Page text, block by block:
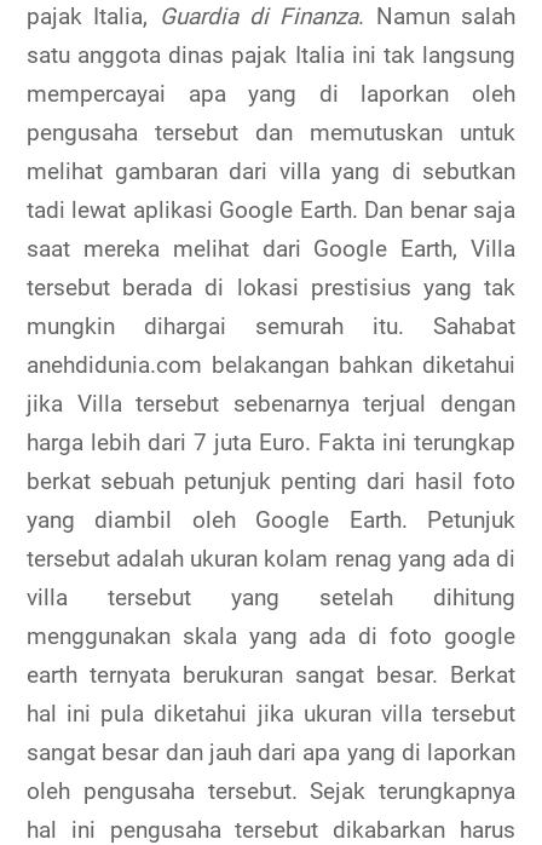
pajak Italia, Guardia di Finanza. Namun salah
satu anggota dinas pajak Italia ini tak langsung
mempercayai apa yang di laporkan oleh
pengusaha tersebut dan memutuskan untuk
melihat gambaran dari villa yang di sebutkan
tadi lewat aplikasi Google Earth. Dan benar saja
saat mereka melihat dari Google Earth, Villa
tersebut berada di lokasi prestisius yang tak
mungkin dihargai semurah itu. Sahabat
anehdidunia.com belakangan bahkan diketahui
jika Villa tersebut sebenarnya terjual dengan
harga lebih dari 7 juta Euro. Fakta ini terungkap
berkat sebuah petunjuk penting dari hasil foto
yang diambil oleh Google Earth. Petunjuk
tersebut adalah ukuran kolam renag yang ada di
villa tersebut yang setelah dihitung
menggunakan skala yang ada di foto google
earth ternyata berukuran sangat besar. Berkat
hal ini pula diketahui jika ukuran villa tersebut
sangat besar dan jauh dari apa yang di laporkan
oleh pengusaha tersebut. Sejak terungkapnya
hal ini pengusaha tersebut dikabarkan harus